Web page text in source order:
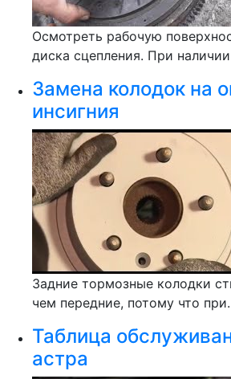
Осмотреть рабочую
диска сцепления. При
Замена колодок на
инсигния
Задние тормозные колодки
чем передние, потому что
Таблица
астра